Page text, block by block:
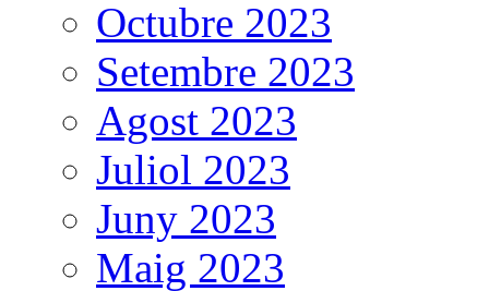
Octubre 2023
Setembre 2023
Agost 2023
Juliol 2023
Juny 2023
Maig 2023